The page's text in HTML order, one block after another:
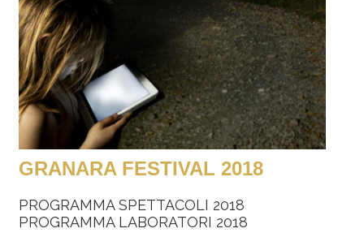
GRANARA FESTIVAL 2018
PROGRAMMA SPETTACOLI 2018
PROGRAMMA LABORATORI 2018